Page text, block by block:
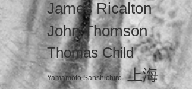
James Ricalton
John Thomson
Thomas Child
Yamamoto Sanshichiro 上海